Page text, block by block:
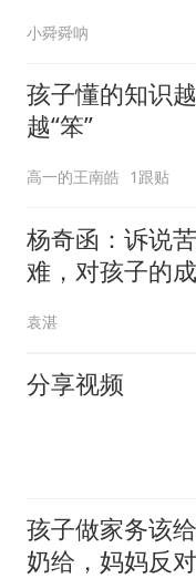
小舜舜呐
孩子懂的知识
越“笨”
高一的王南皓 1跟贴
杨奇函：诉说
难，对孩子的
袁湛
分享视频
孩子做家务该
奶给，妈妈反